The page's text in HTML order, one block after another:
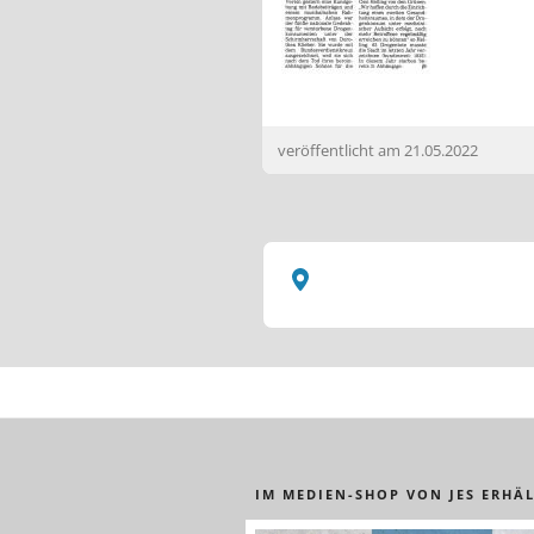
veröffentlicht am 21.05.2022
IM MEDIEN-SHOP VON JES